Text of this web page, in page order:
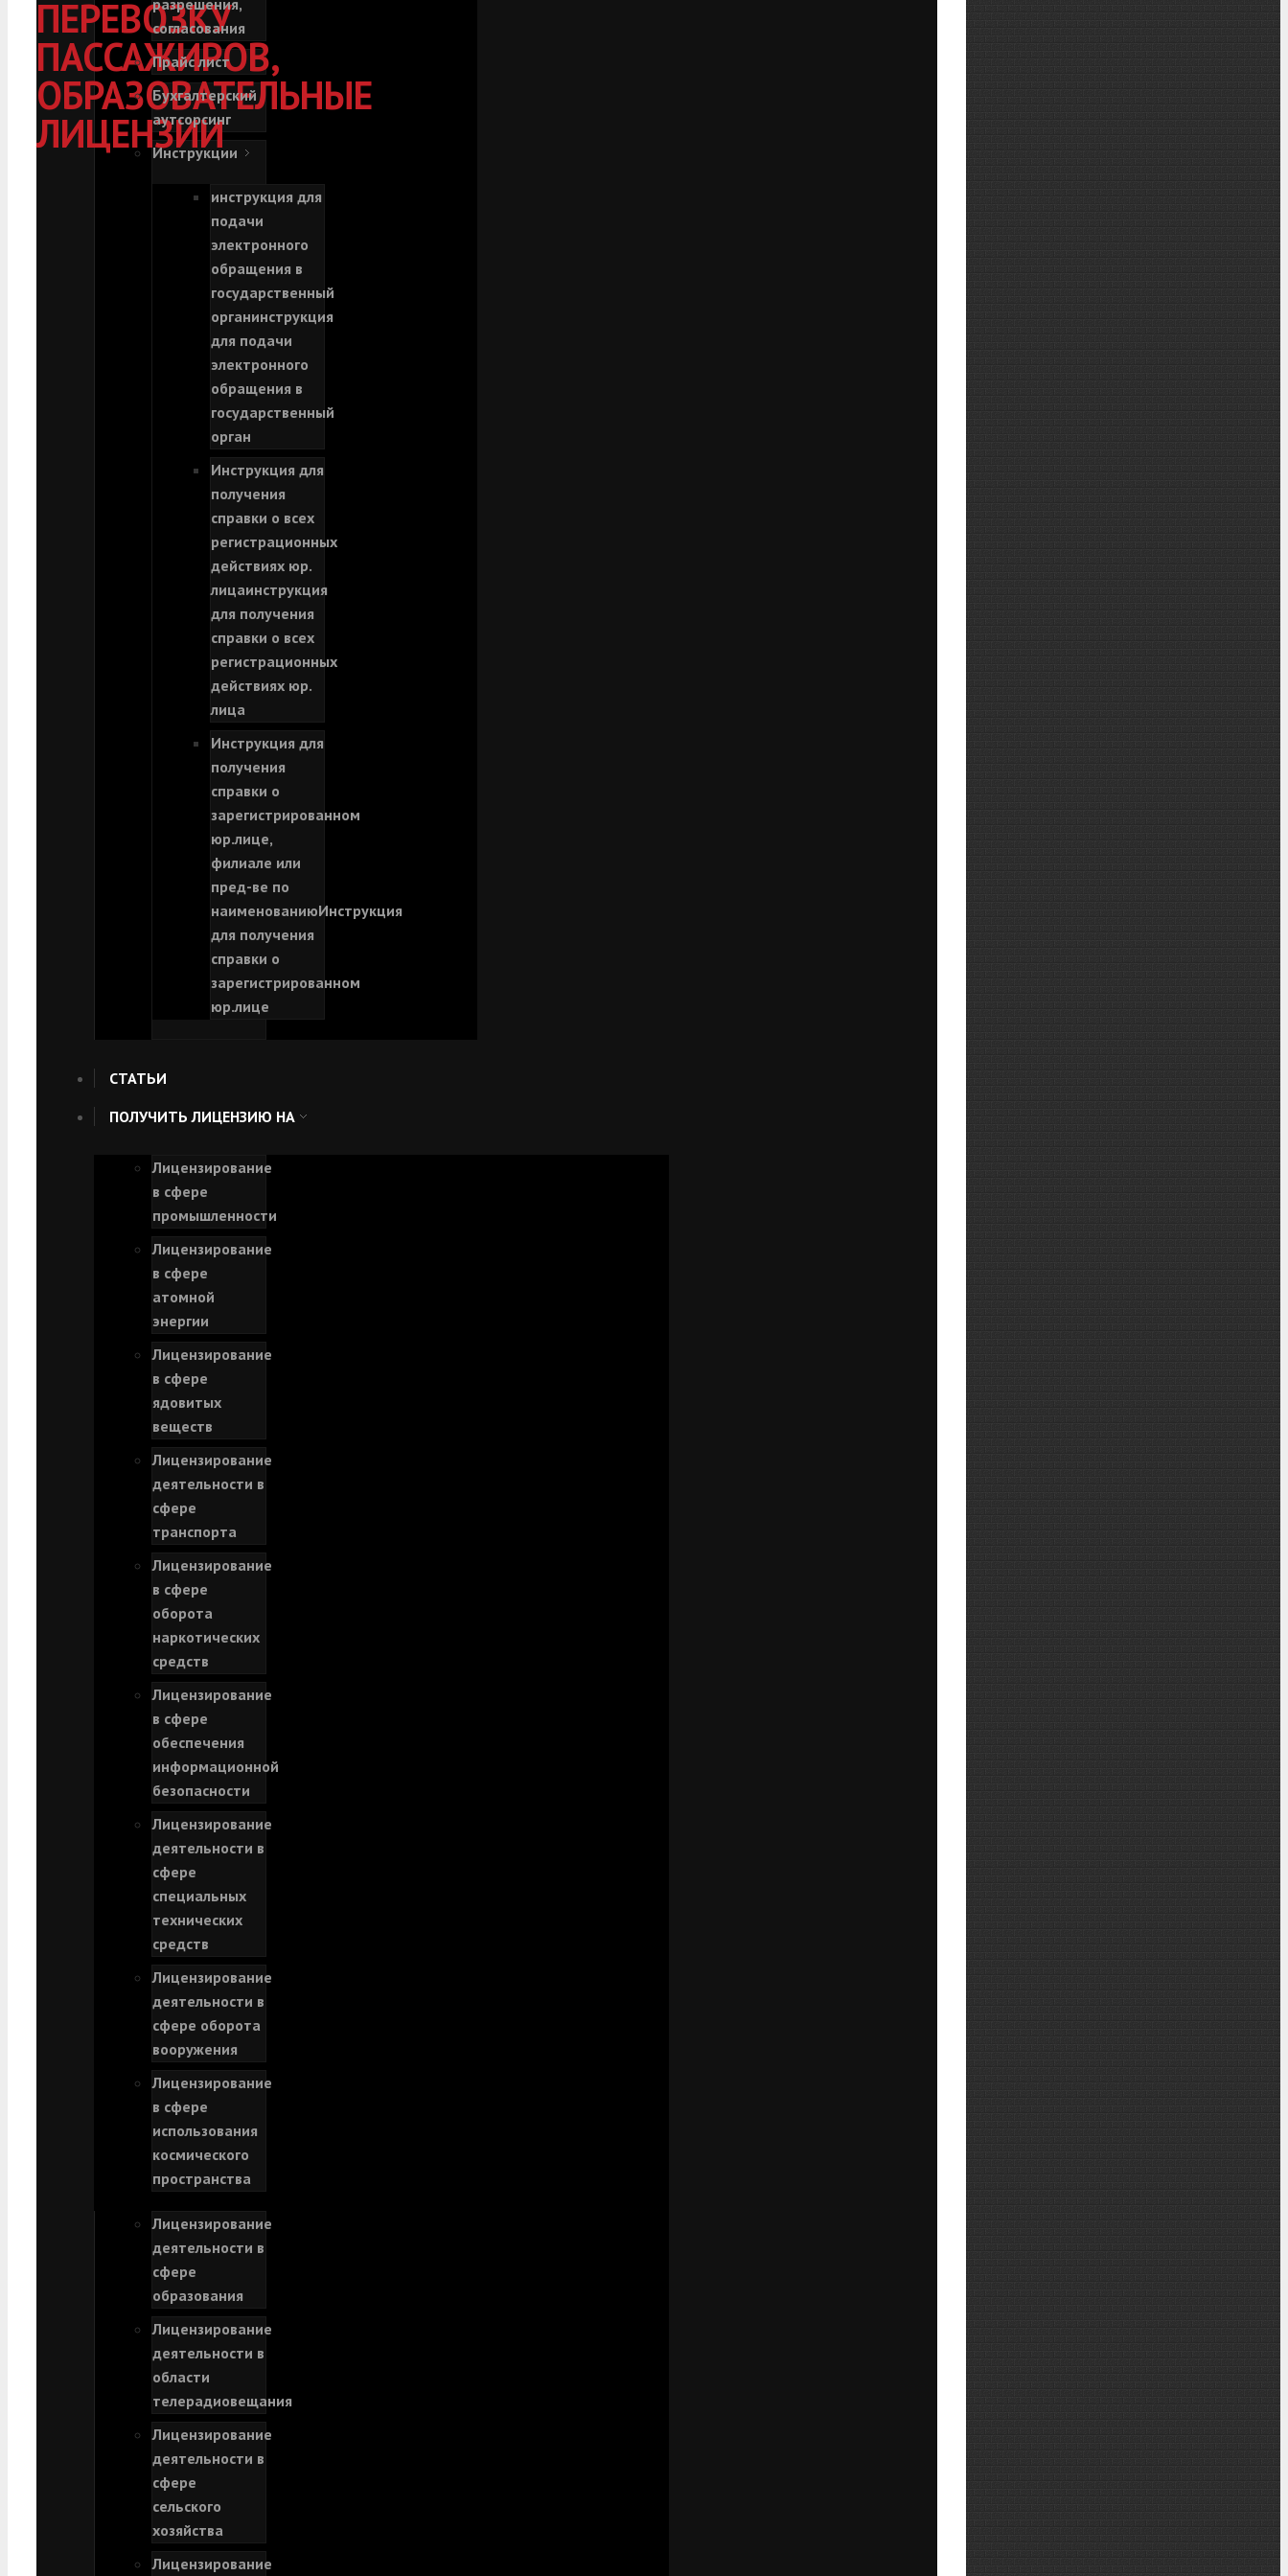
ПЕРЕВОЗКУ
ПАССАЖИРОВ,
ОБРАЗОВАТЕЛЬНЫЕ
ЛИЦЕНЗИИ
согласования
Прайс лист
Бухгалтерский
аутсорсинг
Инструкции
инструкция для
подачи
электронного
обращения в
государственный
органинструкция
для подачи
электронного
обращения в
государственный
орган
Инструкция для
получения
справки о всех
регистрационных
действиях юр.
лицаинструкция
для получения
справки о всех
регистрационных
действиях юр.
лица
Инструкция для
получения
справки о
зарегистрированном
юр.лице,
филиале или
пред-ве по
наименованиюИнструкция
для получения
справки о
зарегистрированном
юр.лице
СТАТЬИ
ПОЛУЧИТЬ ЛИЦЕНЗИЮ НА
Лицензирование
в сфере
промышленности
Лицензирование
в сфере
атомной
энергии
Лицензирование
в сфере
ядовитых
веществ
Лицензирование
деятельности в
сфере
транспорта
Лицензирование
в сфере
оборота
наркотических
средств
Лицензирование
в сфере
обеспечения
информационной
безопасности
Лицензирование
деятельности в
сфере
специальных
технических
средств
Лицензирование
деятельности в
сфере оборота
вооружения
Лицензирование
в сфере
использования
космического
пространства
Лицензирование
деятельности в
сфере
образования
Лицензирование
деятельности в
области
телерадиовещания
Лицензирование
деятельности в
сфере
сельского
хозяйства
Лицензирование